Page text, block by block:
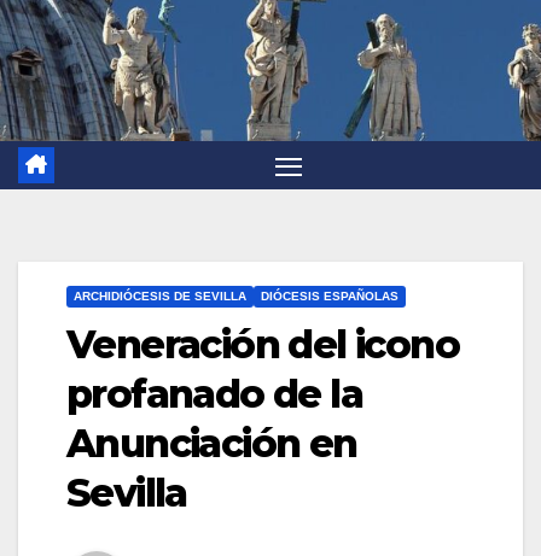
ARCHIDIÓCESIS DE SEVILLA DIÓCESIS ESPAÑOLAS
Veneración del icono
profanado de la
Anunciación en
Sevilla